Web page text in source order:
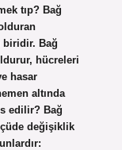
tıp? Bağ
biridir. Bağ
hücreleri
hasar
altında
edilir? Bağ
değişiklik